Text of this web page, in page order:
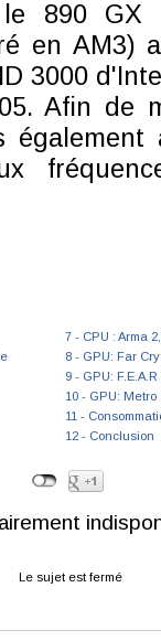
890 GX
en AM3)
3000
Afin de
7 - CPU : Arma
8 - GPU: Far
9 - GPU:
10 - GPU: Metro
11 -
12 - Conclusion
Le sujet est fermé